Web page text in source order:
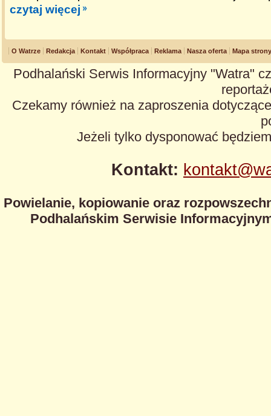
czytaj więcej
O Watrze Redakcja Kontakt Współpraca Reklama Nasza oferta Mapa strony
Podhalański Serwis Informacyjny "Watra"
Czekamy również na zaproszenia
Jeżeli tylko dysponować
Kontakt:
Powielanie, kopiowanie oraz
Podhalańskim Serwisie